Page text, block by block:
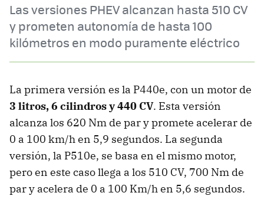
Las versiones PHEV alcanzan hasta 510 CV
y prometen autonomía de hasta 100
kilómetros en modo puramente eléctrico
La primera versión es la P440e, con un motor de
3 litros, 6 cilindros y 440 CV. Esta versión
alcanza los 620 Nm de par y promete acelerar de
0 a 100 km/h en 5,9 segundos. La segunda
versión, la P510e, se basa en el mismo motor,
pero en este caso llega a los 510 CV, 700 Nm de
par y acelera de 0 a 100 Km/h en 5,6 segundos.